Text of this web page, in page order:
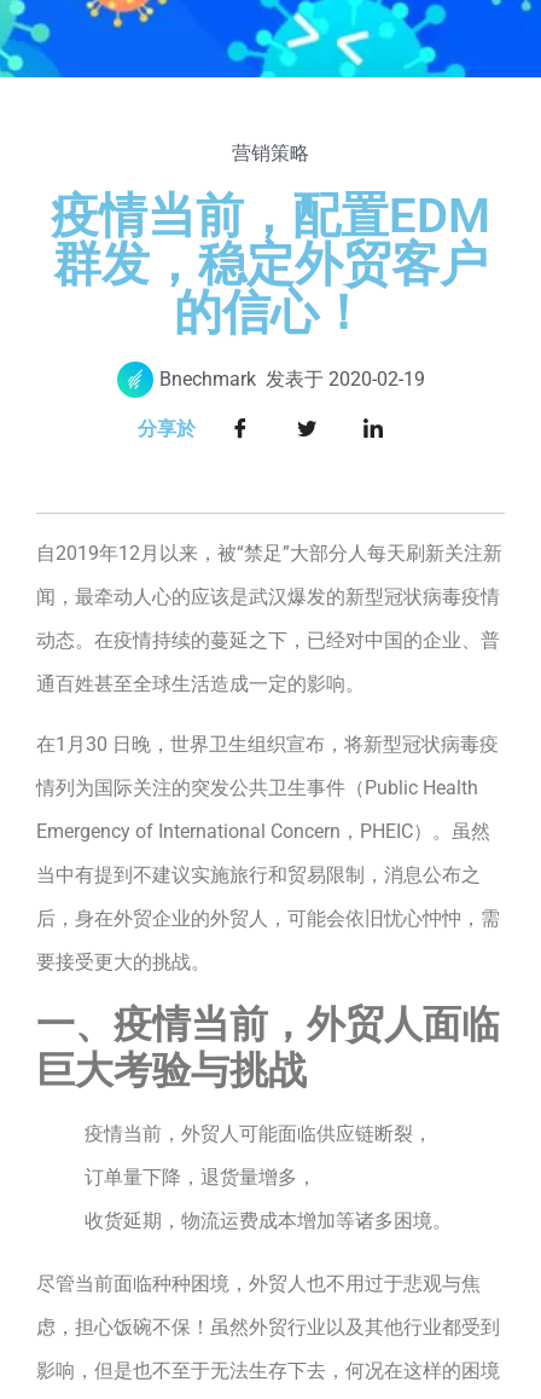
营销策略
疫情当前，配置EDM
群发，稳定外贸客户
的信心！
Bnechmark 发表于 2020-02-19
分享於
自2019年12月以来，被“禁足”大部分人每天刷新关注新
闻，最牵动人心的应该是武汉爆发的新型冠状病毒疫情
动态。在疫情持续的蔓延之下，已经对中国的企业、普
通百姓甚至全球生活造成一定的影响。
在1月30 日晚，世界卫生组织宣布，将新型冠状病毒疫
情列为国际关注的突发公共卫生事件（Public Health
Emergency of International Concern，PHEIC）。虽然
当中有提到不建议实施旅行和贸易限制，消息公布之
后，身在外贸企业的外贸人，可能会依旧忧心忡忡，需
要接受更大的挑战。
一、疫情当前，外贸人面临
巨大考验与挑战
疫情当前，外贸人可能面临供应链断裂，
订单量下降，退货量增多，
收货延期，物流运费成本增加等诸多困境。
尽管当前面临种种困境，外贸人也不用过于悲观与焦
虑，担心饭碗不保！虽然外贸行业以及其他行业都受到
影响，但是也不至于无法生存下去，何况在这样的困境